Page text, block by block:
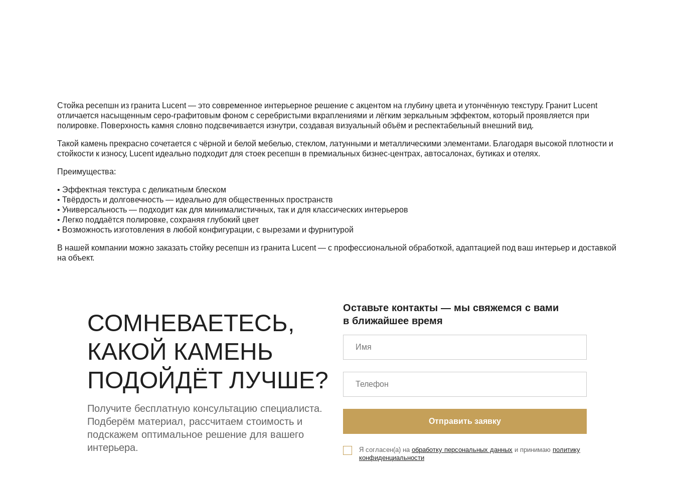
Стойка ресепшн из гранита Lucent — это современное интерьерное решение с акцентом на глубину цвета и утончённую текстуру. Гранит Lucent
отличается насыщенным серо-графитовым фоном с серебристыми вкраплениями и лёгким зеркальным эффектом, который проявляется при
полировке. Поверхность камня словно подсвечивается изнутри, создавая визуальный объём и респектабельный внешний вид.
Такой камень прекрасно сочетается с чёрной и белой мебелью, стеклом, латунными и металлическими элементами. Благодаря высокой плотности и
стойкости к износу, Lucent идеально подходит для стоек ресепшн в премиальных бизнес-центрах, автосалонах, бутиках и отелях.
Преимущества:
• Эффектная текстура с деликатным блеском
• Твёрдость и долговечность — идеально для общественных пространств
• Универсальность — подходит как для минималистичных, так и для классических интерьеров
• Легко поддаётся полировке, сохраняя глубокий цвет
• Возможность изготовления в любой конфигурации, с вырезами и фурнитурой
В нашей компании можно заказать стойку ресепшн из гранита Lucent — с профессиональной обработкой, адаптацией под ваш интерьер и доставкой
на объект.
СОМНЕВАЕТЕСЬ,
КАКОЙ КАМЕНЬ
ПОДОЙДЁТ ЛУЧШЕ?
Получите бесплатную консультацию специалиста.
Подберём материал, рассчитаем стоимость и
подскажем оптимальное решение для вашего
интерьера.
Оставьте контакты — мы свяжемся с вами
в ближайшее время
Я согласен(а) на обработку персональных данных и принимаю политику
конфиденциальности